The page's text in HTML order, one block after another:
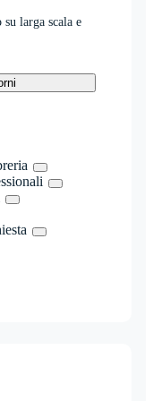
larga scala e